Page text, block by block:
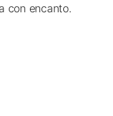
con encanto.